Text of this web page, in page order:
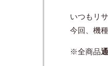
いつもリ
今回、機
※全商品